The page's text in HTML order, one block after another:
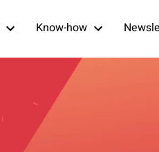
Know-how